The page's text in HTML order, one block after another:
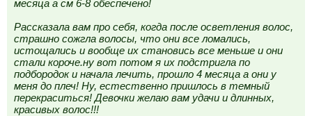
месяца а см 6-8 обеспечено!
Рассказала вам про себя, когда после осветления волос,
страшно сожгла волосы, что они все ломались,
истощались и вообще их становись все меньше и они
стали короче.ну вот потом я их подстригла по
подбородок и начала лечить, прошло 4 месяца а они у
меня до плеч! Ну, естественно пришлось в темный
перекраситься! Девочки желаю вам удачи и длинных,
красивых волос!!!